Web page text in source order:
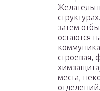
затем
остаются
строевая,
места,